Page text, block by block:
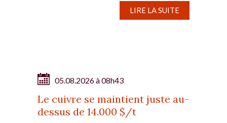
LIRE LA SUITE
05.08.2026 à 08h43
Le cuivre se maintient juste au-
dessus de 14.000 $/t